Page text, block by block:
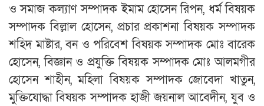
ও সমাজ কল্যাণ সম্পাদক ইমাম হোসেন রিপন, ধর্ম বিষয়ক
সম্পাদক বিল্লাল হোসেন, প্রচার প্রকাশনা বিষয়ক সম্পাদক
শহিদ মাষ্টার, বন ও পরিবেশ বিষয়ক সম্পাদক মোঃ বারেক
হোসেন, বিজ্ঞান ও প্রযুক্তি বিষয়ক সম্পাদক মোঃ আলমগীর
হোসেন শাহীন, মহিলা বিষয়ক সম্পাদক জোবেদা খাতুন,
মুক্তিযোদ্ধা বিষয়ক সম্পাদক হাজী জয়নাল আবেদীন, যুব ও